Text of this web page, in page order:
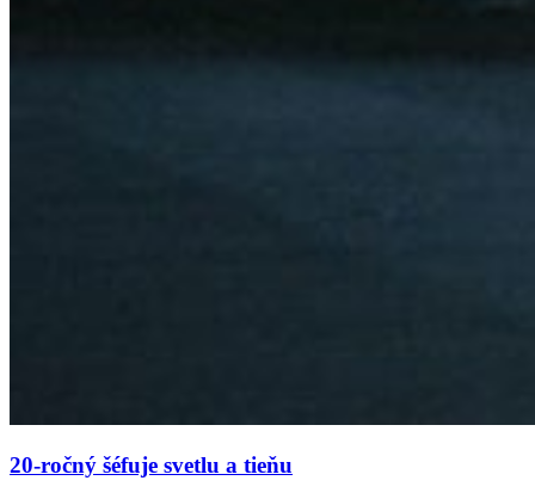
20-ročný šéfuje svetlu a tieňu